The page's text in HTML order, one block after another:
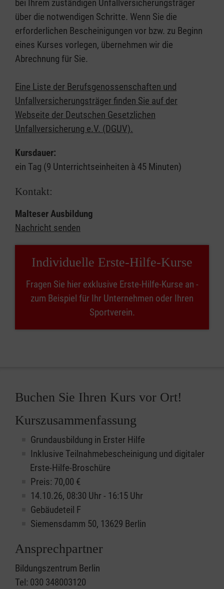
bei Ihrem zuständigen Unfallversicherungsträger
über die notwendigen Schritte. Wenn Sie die
erforderlichen Bescheinigungen vor bzw. zu Beginn
eines Kurses vorlegen, übernehmen wir die
Abrechnung für Sie.
Eine Liste der Berufsgenossenschaften und
Unfallversicherungsträger finden Sie auf der
Webseite der Deutschen Gesetzlichen
Unfallversicherung e.V. (DGUV).
Kursdauer:
ein Tag (9 Unterrichtseinheiten à 45 Minuten)
Kontakt:
Malteser Ausbildung
Nachricht senden
Individuelle Erste-Hilfe-Kurse
Fragen Sie hier exklusive Erste-Hilfe-Kurse an -
zum Beispiel für Ihr Unternehmen oder Ihren
Sportverein.
Buchen Sie Ihren Kurs vor Ort!
Kurszusammenfassung
Grundausbildung in Erster Hilfe
Inklusive Teilnahmebescheinigung und digitaler
Erste-Hilfe-Broschüre
Preis: 70,00 €
14.10.26, 08:30 Uhr - 16:15 Uhr
Gebäudeteil F
Siemensdamm 50, 13629 Berlin
Ansprechpartner
Bildungszentrum Berlin
Tel: 030 348003120